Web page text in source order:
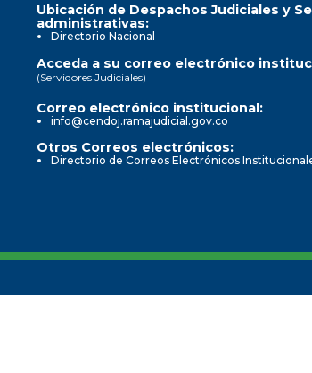
Ubicación de Despachos Judiciales y
administrativas:
Directorio Nacional
Acceda a su correo electrónico
(Servidores Judiciales)
Correo electrónico institucional:
info@cendoj.ramajudicial.gov.co
Otros Correos electrónicos:
Directorio de Correos Electrónicos